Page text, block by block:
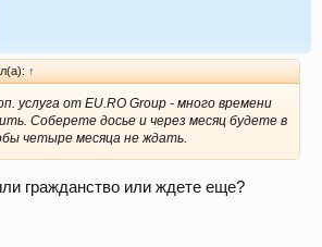
↑
услуга от EU.RO Group - много времени
Соберете досье и через месяц будете в
четыре месяца не ждать.
гражданство или ждете еще?